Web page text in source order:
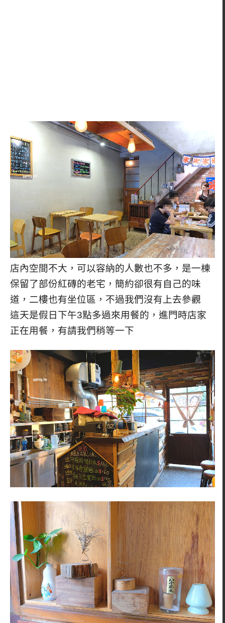
店內空間不大，可以容納的人數也不多，是一棟
保留了部份紅磚的老宅，簡約卻很有自己的味
道，二樓也有坐位區，不過我們沒有上去參觀
這天是假日下午3點多過來用餐的，進門時店家
正在用餐，有請我們稍等一下